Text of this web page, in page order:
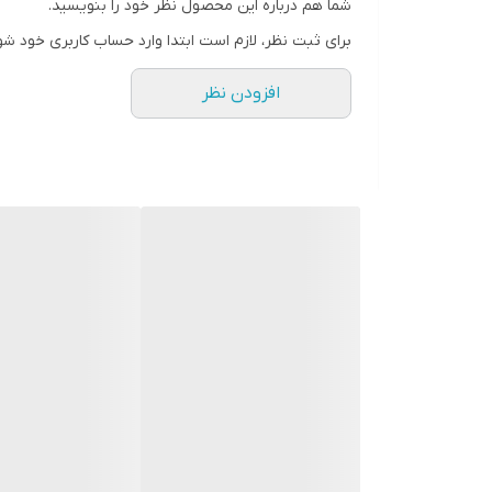
شما هم درباره این محصول نظر خود را بنویسید.
برای ثبت نظر، لازم است ابتدا وارد حساب کاربری خود
افزودن نظر